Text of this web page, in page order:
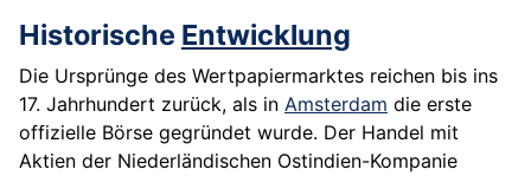
Historische Entwicklung
Die Ursprünge des Wertpapiermarktes reichen bis ins
17. Jahrhundert zurück, als in Amsterdam die erste
offizielle Börse gegründet wurde. Der Handel mit
Aktien der Niederländischen Ostindien-Kompanie